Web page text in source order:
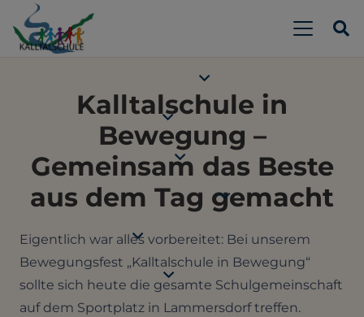
Kalltalschule in
Bewegung –
Gemeinsam das Beste
aus dem Tag gemacht
Eigentlich war alles vorbereitet: Bei unserem
Bewegungsfest „Kalltalschule in Bewegung“
sollte sich heute die gesamte Schulgemeinschaft
auf dem Sportplatz in Lammersdorf treffen.